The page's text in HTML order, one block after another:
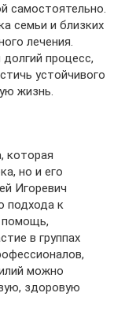
самостоятельно.
семьи и близких
лечения.
процесс,
устойчивого
жизнь.
которая
но и его
Игоревич
подхода к
в группах
можно
здоровую